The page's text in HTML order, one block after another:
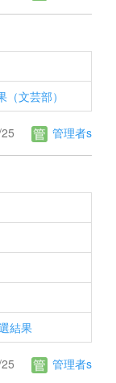
文芸部）
管理者s
結果
管理者s